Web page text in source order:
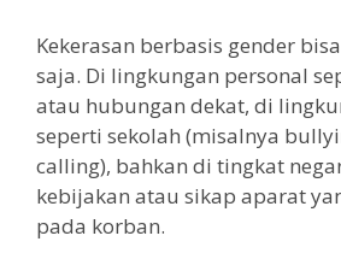
Kekerasan berbasis gender
saja. Di lingkungan personal
atau hubungan dekat, di
seperti sekolah (misalnya
calling), bahkan di tingkat
kebijakan atau sikap aparat
pada korban.